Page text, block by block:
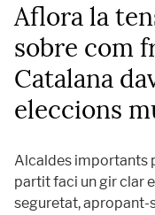
Aflora la
sobre com
Catalana
eleccions
Alcaldes importants
partit faci un gir clar
seguretat, apropant-